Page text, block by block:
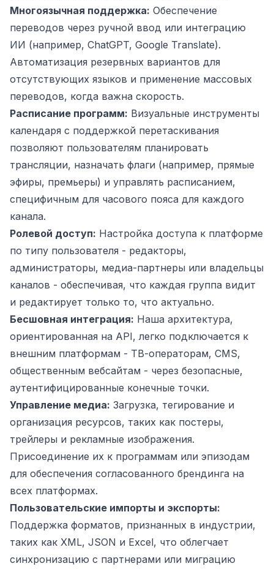
Многоязычная поддержка: Обеспечение
переводов через ручной ввод или интеграцию
ИИ (например, ChatGPT, Google Translate).
Автоматизация резервных вариантов для
отсутствующих языков и применение массовых
переводов, когда важна скорость.
Расписание программ: Визуальные инструменты
календаря с поддержкой перетаскивания
позволяют пользователям планировать
трансляции, назначать флаги (например, прямые
эфиры, премьеры) и управлять расписанием,
специфичным для часового пояса для каждого
канала.
Ролевой доступ: Настройка доступа к платформе
по типу пользователя - редакторы,
администраторы, медиа-партнеры или владельцы
каналов - обеспечивая, что каждая группа видит
и редактирует только то, что актуально.
Бесшовная интеграция: Наша архитектура,
ориентированная на API, легко подключается к
внешним платформам - ТВ-операторам, CMS,
общественным вебсайтам - через безопасные,
аутентифицированные конечные точки.
Управление медиа: Загрузка, тегирование и
организация ресурсов, таких как постеры,
трейлеры и рекламные изображения.
Присоединение их к программам или эпизодам
для обеспечения согласованного брендинга на
всех платформах.
Пользовательские импорты и экспорты:
Поддержка форматов, признанных в индустрии,
таких как XML, JSON и Excel, что облегчает
синхронизацию с партнерами или миграцию